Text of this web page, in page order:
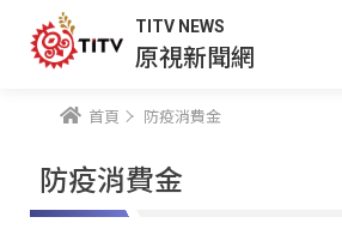
TITV NEWS
原視新聞網
首頁 防疫消費金
防疫消費金